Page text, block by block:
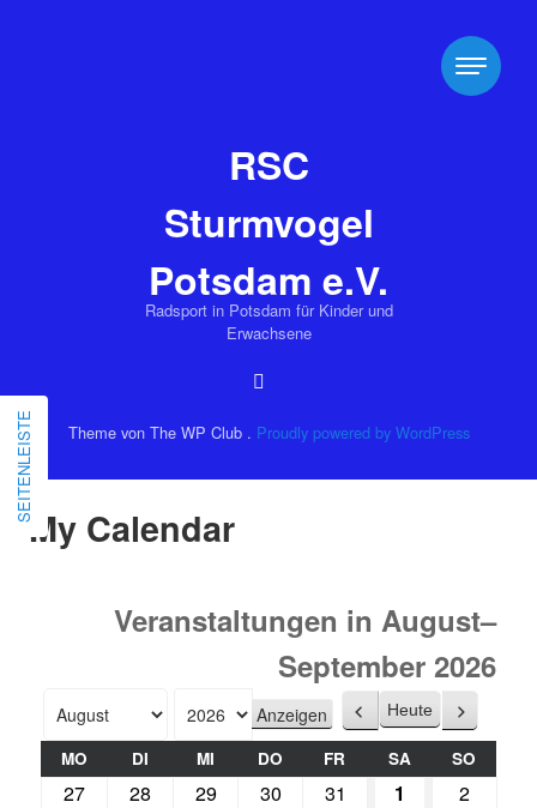
My Calendar
Veranstaltungen in August–
September 2026
Monat
Jahr Zurück
Heute Weiter
MO DI MI DO FR SA SO
27 28 29 30 31 1
2
SEITENLEISTE
RSC
Sturmvogel
Potsdam e.V.
Radsport in Potsdam für Kinder und
Erwachsene
Theme von The WP Club . Proudly powered by WordPress